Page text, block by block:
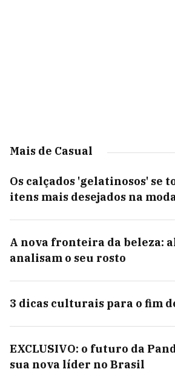
Mais de Casual
Os calçados 'gelatinosos' se
itens mais desejados na
A nova fronteira da beleza:
analisam o seu rosto
3 dicas culturais para o fim
EXCLUSIVO: o futuro da
sua nova líder no Brasil